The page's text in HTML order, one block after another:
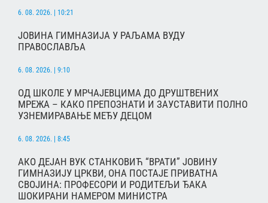
6. 08. 2026. | 10:21
ЈОВИНА ГИМНАЗИЈА У РАЉАМА ВУДУ
ПРАВОСЛАВЉА
6. 08. 2026. | 9:10
ОД ШКОЛЕ У МРЧАЈЕВЦИМА ДО ДРУШТВЕНИХ
МРЕЖА – КАКО ПРЕПОЗНАТИ И ЗАУСТАВИТИ ПОЛНО
УЗНЕМИРАВАЊЕ МЕЂУ ДЕЦОМ
6. 08. 2026. | 8:45
АКО ДЕЈАН ВУК СТАНКОВИЋ “ВРАТИ” ЈОВИНУ
ГИМНАЗИЈУ ЦРКВИ, ОНА ПОСТАЈЕ ПРИВАТНА
СВОЈИНА: ПРОФЕСОРИ И РОДИТЕЉИ ЂАКА
ШОКИРАНИ НАМЕРОМ МИНИСТРА